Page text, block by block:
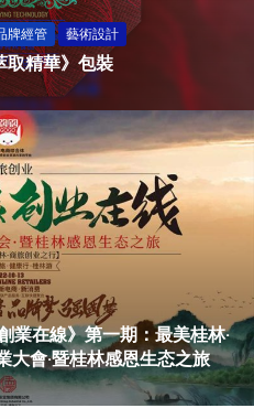
牌經管 藝術設計
取精華》包裝
業在線》第一期：最美桂林·
會·暨桂林感恩生态之旅